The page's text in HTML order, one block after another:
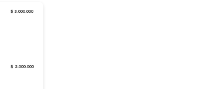
$ 2.000.000
$ 3.000.000